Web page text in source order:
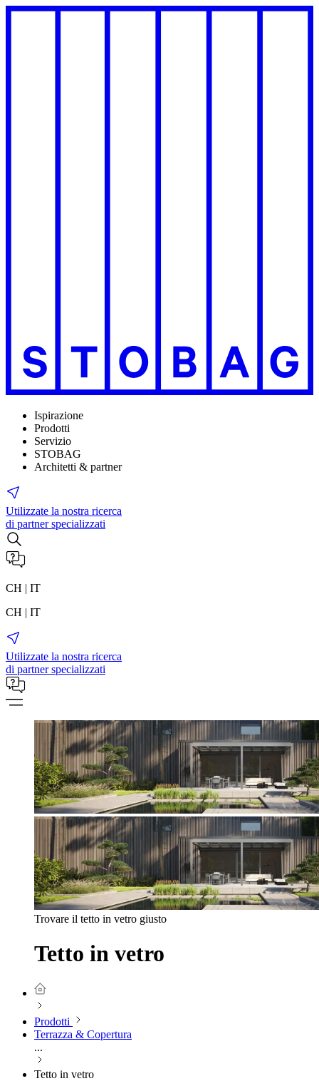
Ispirazione
Prodotti
Servizio
STOBAG
Architetti & partner
Utilizzate la nostra ricerca
di partner specializzati
CH | IT
CH | IT
Utilizzate la nostra ricerca
di partner specializzati
Trovare il tetto in vetro giusto
Tetto in vetro
Prodotti
Terrazza & Copertura
...
Tetto in vetro